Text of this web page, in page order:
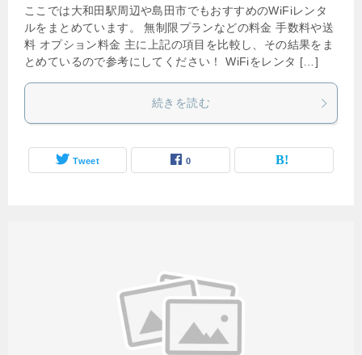
ここでは大和田駅周辺や島田市でもおすすめのWiFiレンタ
ルをまとめています。 無制限プランなどの料金 手数料や送
料 オプション料金 主に上記の項目を比較し、その結果をま
とめているので参考にしてください！ WiFiをレンタ […]
続きを読む
Tweet 0